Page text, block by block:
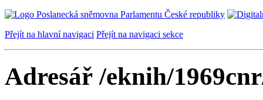
Přejít na hlavní navigaci Přejít na navigaci sekce
Adresář /eknih/